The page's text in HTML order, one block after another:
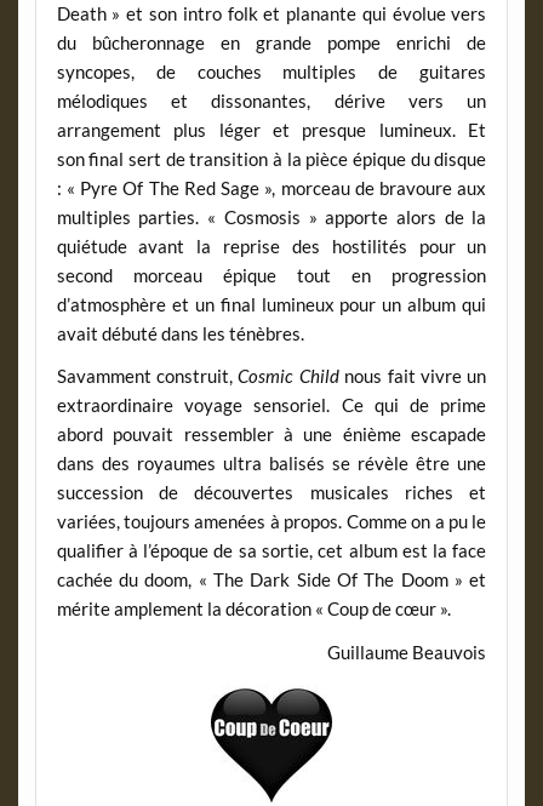
Death » et son intro folk et planante qui évolue vers
du bûcheronnage en grande pompe enrichi de
syncopes, de couches multiples de guitares
mélodiques et dissonantes, dérive vers un
arrangement plus léger et presque lumineux. Et
son final sert de transition à la pièce épique du disque
: « Pyre Of The Red Sage », morceau de bravoure aux
multiples parties. « Cosmosis » apporte alors de la
quiétude avant la reprise des hostilités pour un
second morceau épique tout en progression
d’atmosphère et un final lumineux pour un album qui
avait débuté dans les ténèbres.
Savamment construit,Cosmic Childnous fait vivre un
extraordinaire voyage sensoriel. Ce qui de prime
abord pouvait ressembler à une énième escapade
dans des royaumes ultra balisés se révèle être une
succession de découvertes musicales riches et
variées, toujours amenées à propos. Comme on a pu le
qualifier à l’époque de sa sortie, cet album est la face
cachée du doom, « The Dark Side Of The Doom » et
mérite amplement la décoration « Coup de cœur ».
Guillaume Beauvois